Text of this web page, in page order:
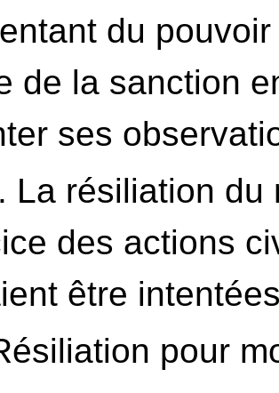
du
de la sanction
ses
La résiliation
des actions
être
pour